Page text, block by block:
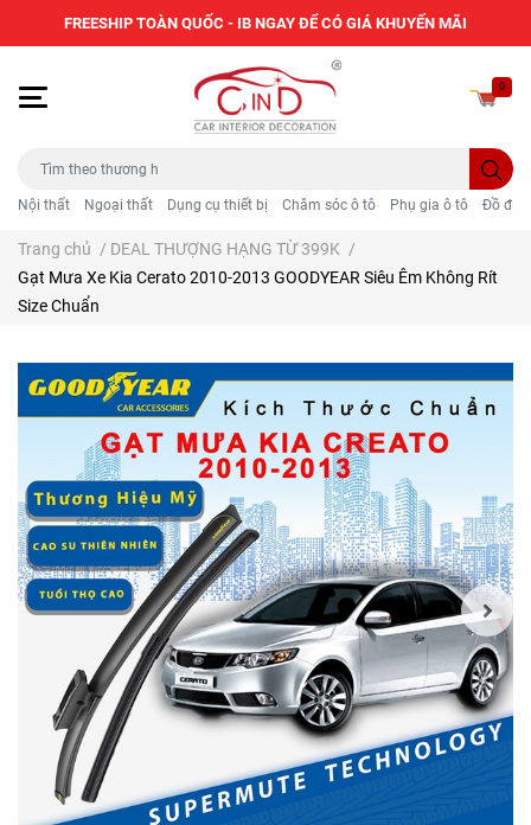
Nội thất Ngoại thất Dụng cụ thiết bị Chăm sóc ô tô Phụ gia ô tô Đồ
0
Trang chủ / DEAL THƯỢNG HẠNG TỪ 399K /
Gạt Mưa Xe Kia Cerato 2010-2013 GOODYEAR Siêu Êm Không Rít
Size Chuẩn
FREESHIP TOÀN QUỐC - IB NGAY ĐỂ CÓ GIÁ KHUYẾN MÃI